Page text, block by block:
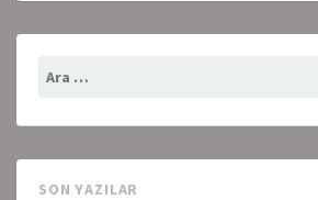
SON YAZILAR